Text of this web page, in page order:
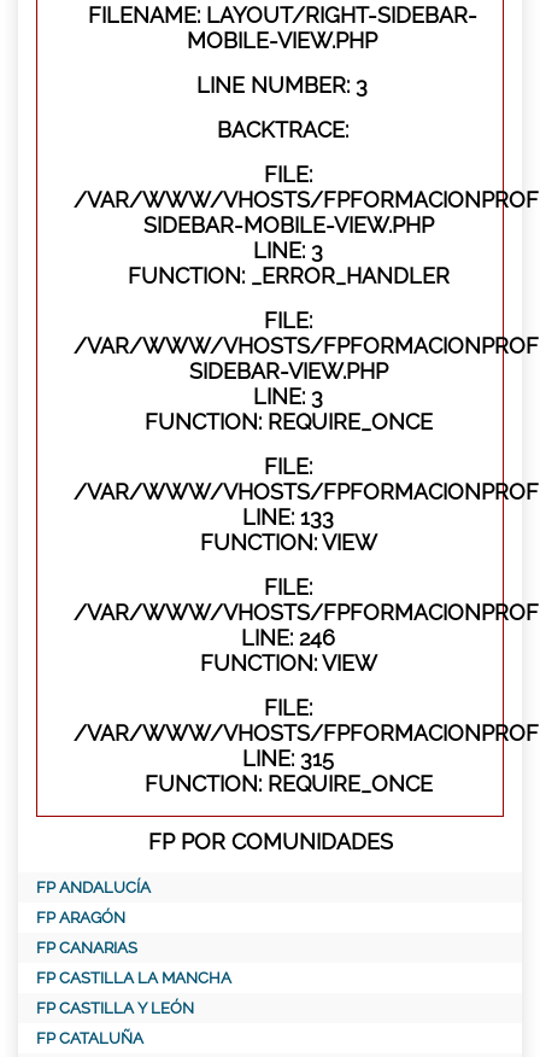
FILENAME: LAYOUT/RIGHT-SIDEBAR-
MOBILE-VIEW.PHP
LINE NUMBER: 3
BACKTRACE:
FILE:
/VAR/WWW/VHOSTS/
SIDEBAR-MOBILE-VIEW.PHP
LINE: 3
FUNCTION: _ERROR_HANDLER
FILE:
/VAR/WWW/VHOSTS/
SIDEBAR-VIEW.PHP
LINE: 3
FUNCTION: REQUIRE_ONCE
FILE:
/VAR/WWW/VHOSTS/
LINE: 133
FUNCTION: VIEW
FILE:
/VAR/WWW/VHOSTS/
LINE: 246
FUNCTION: VIEW
FILE:
/VAR/WWW/VHOSTS/
LINE: 315
FUNCTION: REQUIRE_ONCE
FP POR COMUNIDADES
FP ANDALUCÍA
FP ARAGÓN
FP CANARIAS
FP CASTILLA LA MANCHA
FP CASTILLA Y LEÓN
FP CATALUÑA